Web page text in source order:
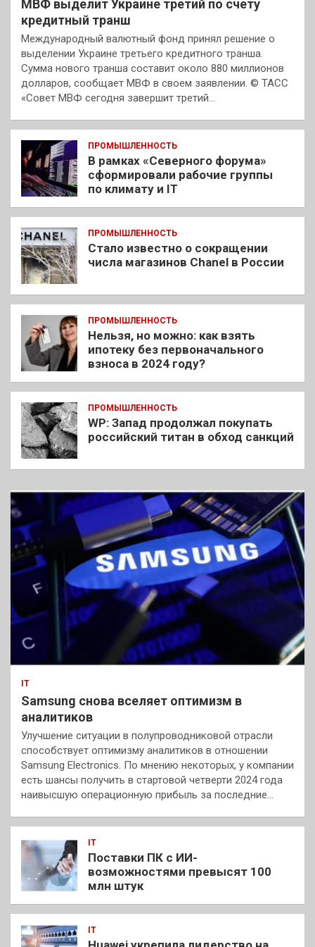
МВФ выделит Украине третий по счету
кредитный транш
Международный валютный фонд принял решение о
выделении Украине третьего кредитного транша.
Сумма нового транша составит около 880 миллионов
долларов, сообщает МВФ в своем заявлении. © ТАСС
«Совет МВФ сегодня завершит третий…
ПРОМЫШЛЕННОСТЬ
В рамках «Северного форума»
сформировали рабочие группы
по климату и IT
ПРОМЫШЛЕННОСТЬ
Стало известно о сокращении
числа магазинов Chanel в России
ПРОМЫШЛЕННОСТЬ
Нельзя, но можно: как взять
ипотеку без первоначального
взноса в 2024 году?
ПРОМЫШЛЕННОСТЬ
WP: Запад продолжал покупать
российский титан в обход санкций
IT
Samsung снова вселяет оптимизм в
аналитиков
Улучшение ситуации в полупроводниковой отрасли
способствует оптимизму аналитиков в отношении
Samsung Electronics. По мнению некоторых, у компании
есть шансы получить в стартовой четверти 2024 года
наивысшую операционную прибыль за последние…
IT
Поставки ПК с ИИ-
возможностями превысят 100
млн штук
IT